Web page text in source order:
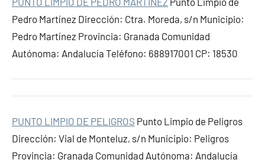
Pedro Martínez Dirección: Ctra. Moreda, s/n Municipio:
Pedro Martínez Provincia: Granada Comunidad
Autónoma: Andalucía Teléfono: 688917001 CP: 18530
PUNTO LIMPIO DE PELIGROS Punto Limpio de Peligros
Dirección: Vial de Monteluz, s/n Municipio: Peligros
Provincia: Granada Comunidad Autónoma: Andalucía